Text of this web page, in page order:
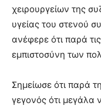
χειρουργείων της
υγείας του στενού
ανέφερε ότι παρά
εμπιστοσύνη των
Σημείωσε ότι παρά
γεγονός ότι μεγάλα